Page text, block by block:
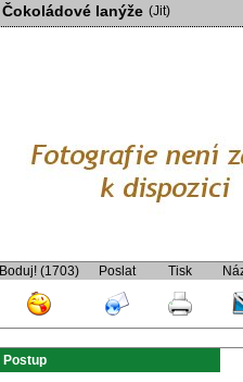
Čokoládové lanýže (Jit)
Boduj! (1703) Poslat Tisk
Postup